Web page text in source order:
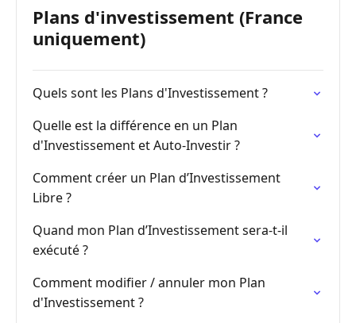
Plans d'investissement (France
uniquement)
Quels sont les Plans d'Investissement ?
Quelle est la différence en un Plan
d'Investissement et Auto-Investir ?
Comment créer un Plan d’Investissement
Libre ?
Quand mon Plan d’Investissement sera-t-il
exécuté ?
Comment modifier / annuler mon Plan
d'Investissement ?